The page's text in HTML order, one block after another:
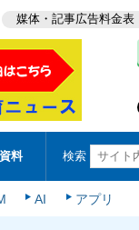
媒体・記事広告料金表
料 検索
AI アプリ